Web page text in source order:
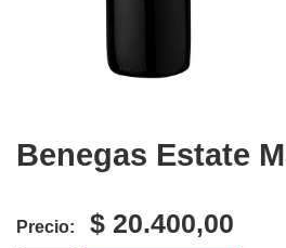
Benegas Estate
Precio: $ 20.400,00